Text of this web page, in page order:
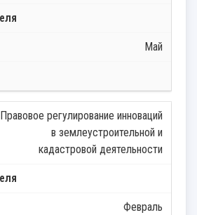
Май
Правовое регулирование инноваций
в землеустроительной и
кадастровой деятельности
Февраль